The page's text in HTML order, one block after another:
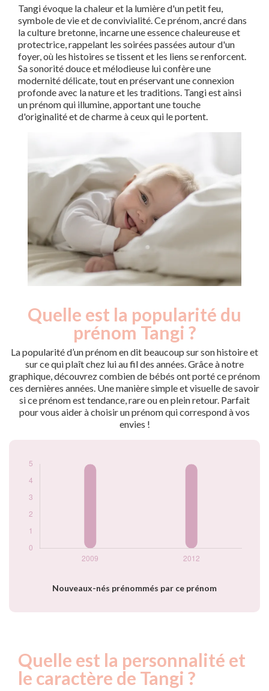
Tangi évoque la chaleur et la lumière d'un petit feu,
symbole de vie et de convivialité. Ce prénom, ancré dans
la culture bretonne, incarne une essence chaleureuse et
protectrice, rappelant les soirées passées autour d'un
foyer, où les histoires se tissent et les liens se renforcent.
Sa sonorité douce et mélodieuse lui confère une
modernité délicate, tout en préservant une connexion
profonde avec la nature et les traditions. Tangi est ainsi
un prénom qui illumine, apportant une touche
d'originalité et de charme à ceux qui le portent.
Quelle est la popularité du
prénom Tangi ?
La popularité d’un prénom en dit beaucoup sur son histoire et
sur ce qui plaît chez lui au fil des années. Grâce à notre
graphique, découvrez combien de bébés ont porté ce prénom
ces dernières années. Une manière simple et visuelle de savoir
si ce prénom est tendance, rare ou en plein retour. Parfait
pour vous aider à choisir un prénom qui correspond à vos
envies !
Nouveaux-nés prénommés par ce prénom
Popularité du
prénom Tangi par
année
Année
Nouveaux-
nés
2012
5
Quelle est la personnalité et
le caractère de Tangi ?